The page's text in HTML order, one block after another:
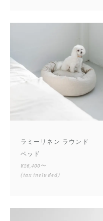
ラミーリネン ラウンド
ベッド
¥26,400〜
(tax included)